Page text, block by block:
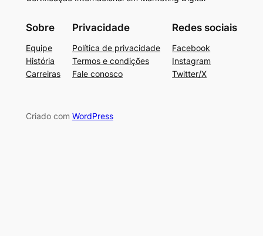
Sobre
Equipe
História
Carreiras
Privacidade
Política de privacidade
Termos e condições
Fale conosco
Redes sociais
Facebook
Instagram
Twitter/X
Criado com WordPress